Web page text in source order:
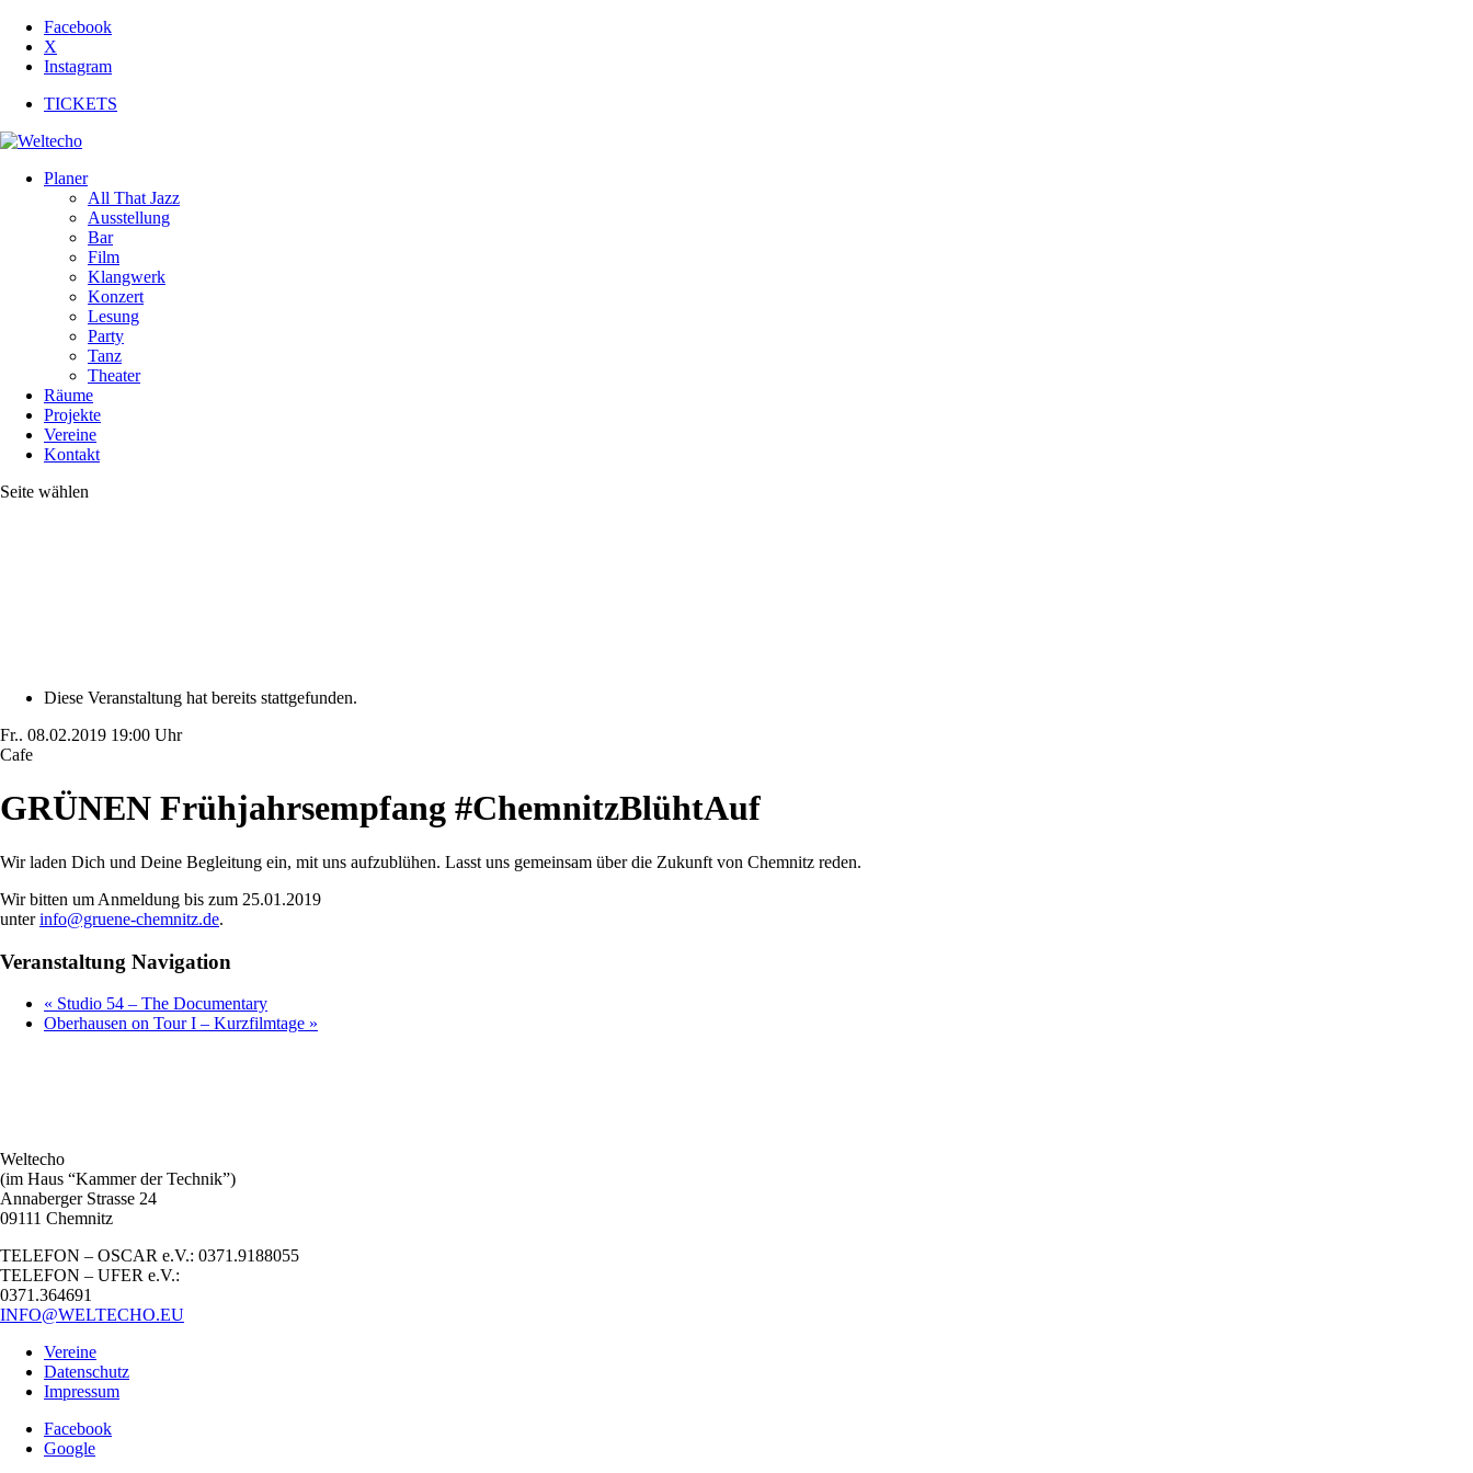
Facebook
X
Instagram
TICKETS
Planer
All That Jazz
Ausstellung
Bar
Film
Klangwerk
Konzert
Lesung
Party
Tanz
Theater
Räume
Projekte
Vereine
Kontakt
Seite wählen
Diese Veranstaltung hat bereits stattgefunden.
Fr.. 08.02.2019 19:00 Uhr
Cafe
GRÜNEN Frühjahrsempfang #ChemnitzBlühtAuf
Wir laden Dich und Deine Begleitung ein, mit uns aufzublühen. Lasst uns gemeinsam über die Zukunft von Chemnitz reden.
Wir bitten um Anmeldung bis zum 25.01.2019
unterinfo@gruene-chemnitz.de.
Veranstaltung Navigation
« Studio 54 – The Documentary
Oberhausen on Tour I – Kurzfilmtage »
Weltecho
(im Haus “Kammer der Technik”)
Annaberger Strasse 24
09111 Chemnitz
TELEFON – OSCAR e.V.: 0371.9188055
TELEFON – UFER e.V.:
0371.364691
INFO@WELTECHO.EU
Vereine
Datenschutz
Impressum
Facebook
Google